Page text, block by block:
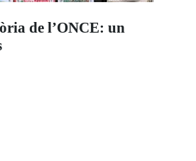
de l’ONCE: un